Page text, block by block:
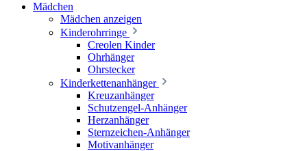
Mädchen
Mädchen anzeigen
Kinderohrringe
Creolen Kinder
Ohrhänger
Ohrstecker
Kinderkettenanhänger
Kreuzanhänger
Schutzengel-Anhänger
Herzanhänger
Sternzeichen-Anhänger
Motivanhänger